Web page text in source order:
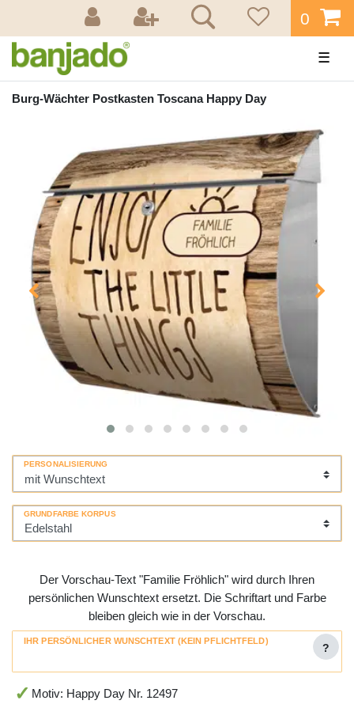
0
☰
Burg-Wächter Postkasten Toscana Happy Day
PERSONALISIERUNG
GRUNDFARBE KORPUS
Der Vorschau-Text "Familie Fröhlich" wird durch Ihren
persönlichen Wunschtext ersetzt. Die Schriftart und Farbe
bleiben gleich wie in der Vorschau.
IHR PERSÖNLICHER WUNSCHTEXT (KEIN PFLICHTFELD)
?
Motiv: Happy Day Nr. 12497